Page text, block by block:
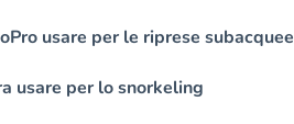
usare per le riprese subacquee
usare per lo snorkeling